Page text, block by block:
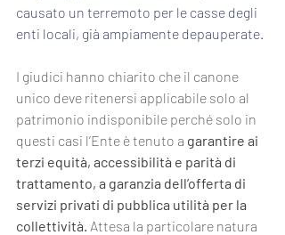
causato un terremoto per le casse degli
enti locali, già ampiamente depauperate.
I giudici hanno chiarito che il canone
unico deve ritenersi applicabile solo al
patrimonio indisponibile perché solo in
questi casi l’Ente è tenuto a garantire ai
terzi equità, accessibilità e parità di
trattamento, a garanzia dell’offerta di
servizi privati di pubblica utilità per la
collettività. Attesa la particolare natura